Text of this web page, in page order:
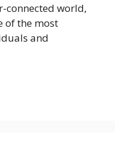
connected world,
of the most
and